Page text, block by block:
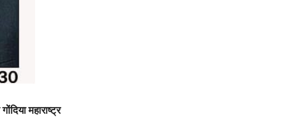
महाराष्ट्र